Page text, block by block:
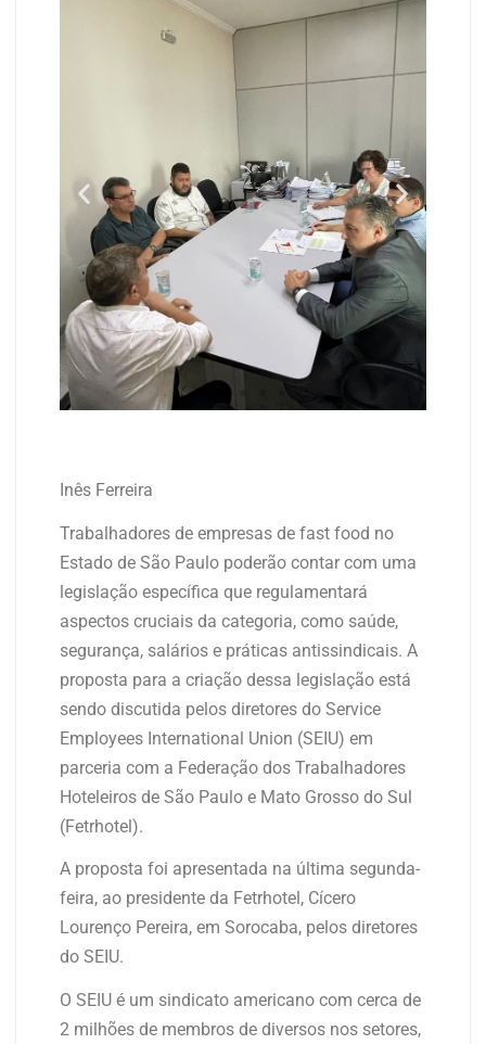
Inês Ferreira
Trabalhadores de empresas de fast food no
Estado de São Paulo poderão contar com uma
legislação específica que regulamentará
aspectos cruciais da categoria, como saúde,
segurança, salários e práticas antissindicais. A
proposta para a criação dessa legislação está
sendo discutida pelos diretores do Service
Employees International Union (SEIU) em
parceria com a Federação dos Trabalhadores
Hoteleiros de São Paulo e Mato Grosso do Sul
(Fetrhotel).
A proposta foi apresentada na última segunda-
feira, ao presidente da Fetrhotel, Cícero
Lourenço Pereira, em Sorocaba, pelos diretores
do SEIU.
O SEIU é um sindicato americano com cerca de
2 milhões de membros de diversos nos setores,